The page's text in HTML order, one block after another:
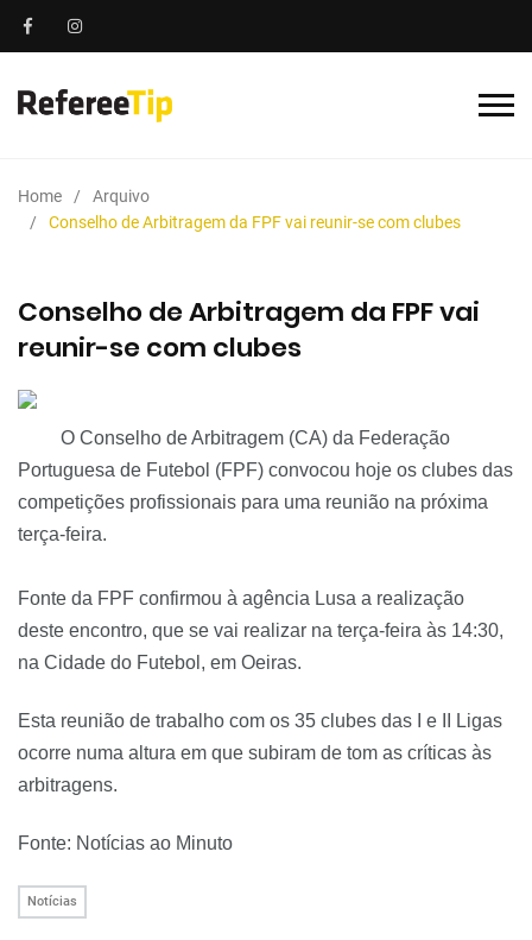
Home
Arquivo
Conselho de Arbitragem da FPF vai reunir-se com clubes
Conselho de Arbitragem da FPF vai
reunir-se com clubes
O Conselho de Arbitragem (CA) da Federação
Portuguesa de Futebol (FPF) convocou hoje os clubes das
competições profissionais para uma reunião na próxima
terça-feira.
Fonte da FPF confirmou à agência Lusa a realização
deste encontro, que se vai realizar na terça-feira às 14:30,
na Cidade do Futebol, em Oeiras.
Esta reunião de trabalho com os 35 clubes das I e II Ligas
ocorre numa altura em que subiram de tom as críticas às
arbitragens.
Fonte: Notícias ao Minuto
Notícias